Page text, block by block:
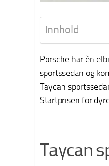
Innhold
Porsche har èn
sportssedan og
Taycan
Startprisen for
Taycan